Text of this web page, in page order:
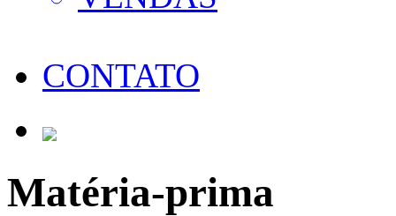
CONTATO
Matéria-prima